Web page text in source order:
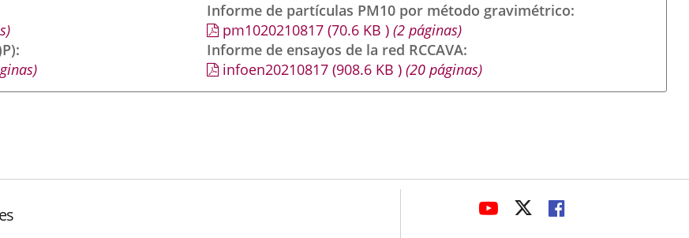
Informe de partículas PM10 por método gravimétrico
pm1020210817 (70.6 KB) (2 páginas)
Informe de ensayos de la red RCCAVA
infoen20210817 (908.6 KB) (20 páginas)
LINK
LINKLINK